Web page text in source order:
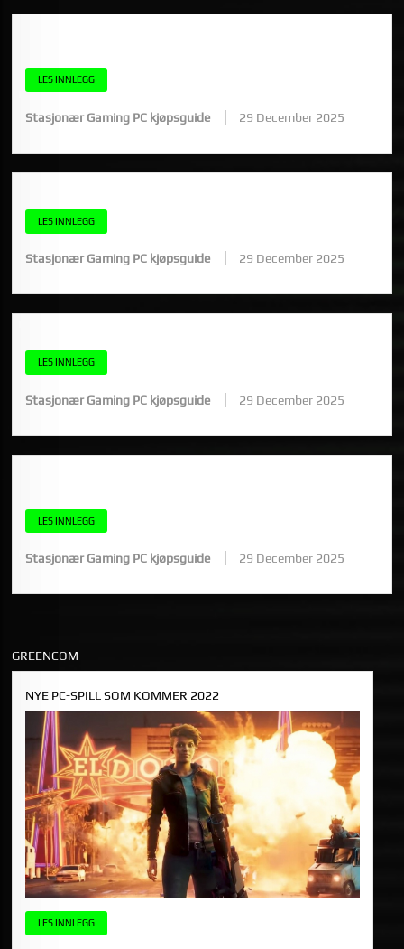
LES INNLEGG
Stasjonær Gaming PC kjøpsguide 29 December 2025
LES INNLEGG
Stasjonær Gaming PC kjøpsguide 29 December 2025
LES INNLEGG
Stasjonær Gaming PC kjøpsguide 29 December 2025
LES INNLEGG
Stasjonær Gaming PC kjøpsguide 29 December 2025
GREENCOM
NYE PC-SPILL SOM KOMMER 2022
LES INNLEGG